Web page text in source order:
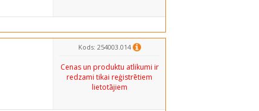
Kods: 254003.014
Cenas un produktu atlikumi ir
redzami tikai reģistrētiem
lietotājiem